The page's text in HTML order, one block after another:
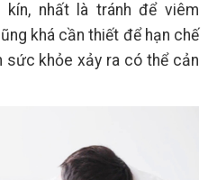
nhất là tránh để viêm
khá cần thiết để hạn chế
sức khỏe xảy ra có thể cản